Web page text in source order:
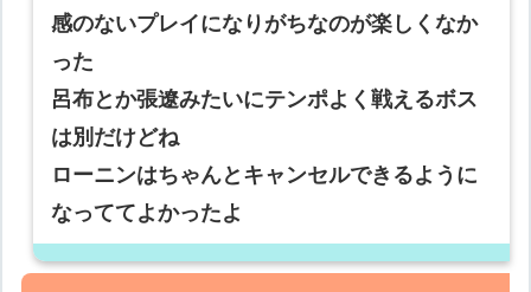
感のないプレイになりがちなのが楽しくなか
った
呂布とか張遼みたいにテンポよく戦えるボス
は別だけどね
ローニンはちゃんとキャンセルできるように
なっててよかったよ